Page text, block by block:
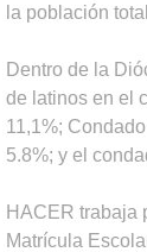
la población
Dentro de la
de latinos en el
11,1%;
5.8%; y el
HACER trabaja
Matrícula